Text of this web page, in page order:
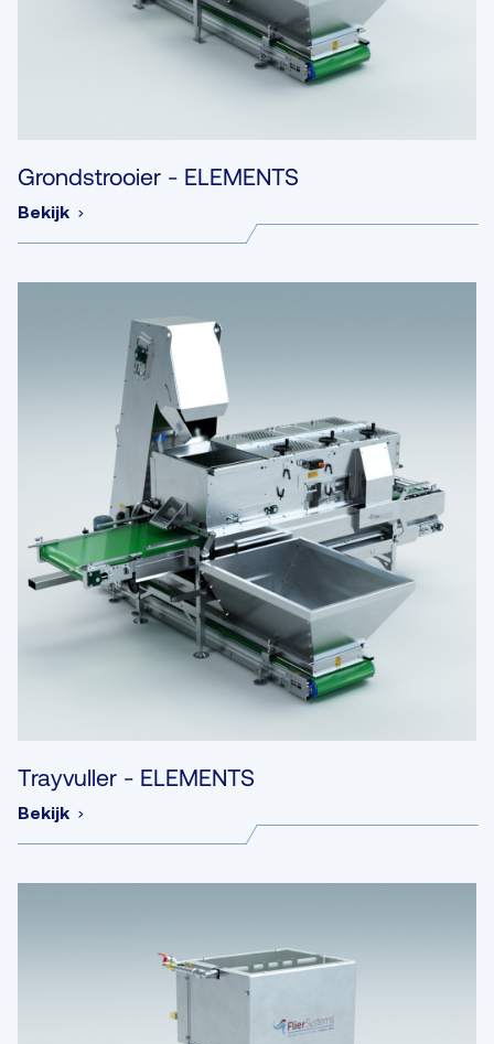
Grondstrooier - ELEMENTS
Bekijk
Trayvuller - ELEMENTS
Bekijk